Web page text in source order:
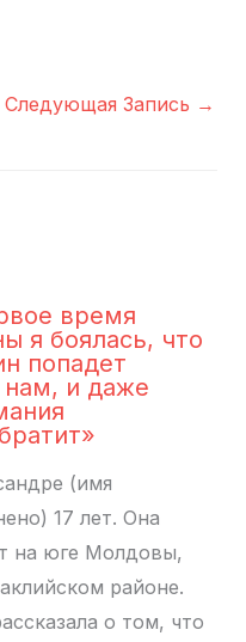
Следующая Запись →
время
я боялась, что
попадет
нам, и даже
(имя
17 лет. Она
на юге Молдовы,
районе.
о том, что